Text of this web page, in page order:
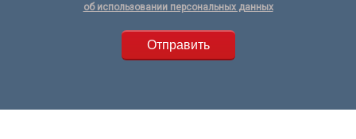
об использовании персональных данных